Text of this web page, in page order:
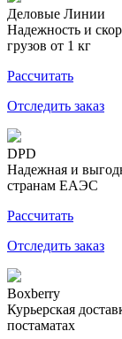
Деловые Линии
Надежность и
грузов от 1 кг
Рассчитать
Отследить заказ
DPD
Надежная и
странам ЕАЭС
Рассчитать
Отследить заказ
Boxberry
Курьерская
постаматах